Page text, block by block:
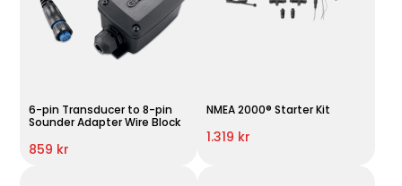
6-pin Transducer to 8-pin
Sounder Adapter Wire Block
859 kr
NMEA 2000® Starter Kit
1.319 kr